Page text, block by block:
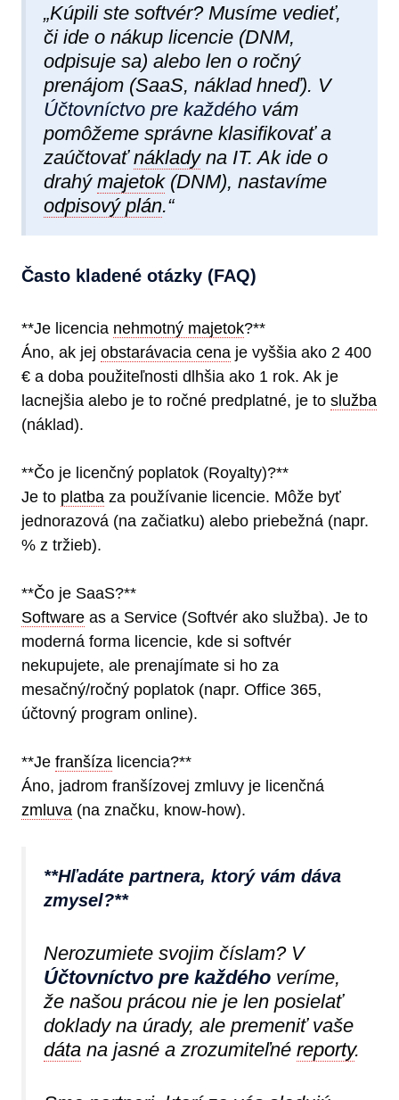
„Kúpili ste softvér? Musíme vedieť,
či ide o nákup licencie (DNM,
odpisuje sa) alebo len o ročný
prenájom (SaaS, náklad hneď). V
Účtovníctvo pre každého vám
pomôžeme správne klasifikovať a
zaúčtovaťnákladyna IT. Ak ide o
drahý majetok(DNM), nastavíme
odpisový plán.“
Často kladené otázky (FAQ)
**Je licencia nehmotný majetok?**
Áno, ak jej obstarávacia cena je vyššia ako 2 400
€ a doba použiteľnosti dlhšia ako 1 rok. Ak je
lacnejšia alebo je to ročné predplatné, je to služba
(náklad).
**Čo je licenčný poplatok (Royalty)?**
Je to platba za používanie licencie. Môže byť
jednorazová (na začiatku) alebo priebežná (napr.
% z tržieb).
**Čo je SaaS?**
Software as a Service (Softvér ako služba). Je to
moderná forma licencie, kde si softvér
nekupujete, ale prenajímate si ho za
mesačný/ročný poplatok (napr. Office 365,
účtovný program online).
**Je franšíza licencia?**
Áno, jadrom franšízovej zmluvy je licenčná
zmluva (na značku, know-how).
**Hľadáte partnera, ktorý vám dáva
zmysel?**
Nerozumiete svojim číslam? V
Účtovníctvo pre každého veríme,
že našou prácou nie je len posielať
doklady na úrady, ale premeniť vaše
dáta na jasné a zrozumiteľné reporty.